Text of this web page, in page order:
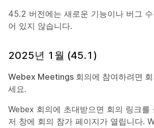
45.2 버전에는 새로운 기능이나 버그
어 있지 않습니다.
2025년 1월 (45.1)
Webex Meetings 회의에 참여하려면
세요.
Webex 회의에 초대받으면 회의 링크를
저 창에 회의 참가 페이지가 열립니다.